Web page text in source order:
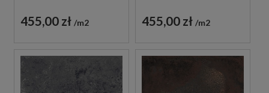
455,00 zł m2 455,00 zł m2